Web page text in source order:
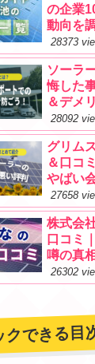
の企業
動向を
28373
ソーラ
悔した
＆デメ
28092
グリム
＆口コ
やばい
27658
株式会
口コミ
噂の真
26302
クできる目